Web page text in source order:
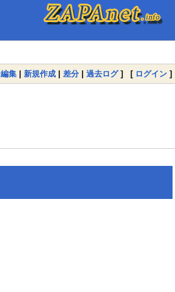
集 | 新規作成 | 差分 | 過去ログ] [ ログイン ]